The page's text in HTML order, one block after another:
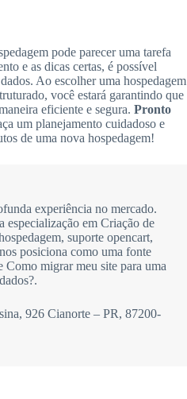
pode parecer uma tarefa
e as dicas certas, é possível
Ao escolher uma hospedagem
você estará garantindo que
eficiente e segura. Pronto
um planejamento cuidadoso e
de uma nova hospedagem!
experiência no mercado.
especialização em Criação de
suporte opencart,
posiciona como uma fonte
Como migrar meu site para uma
926 Cianorte – PR, 87200-